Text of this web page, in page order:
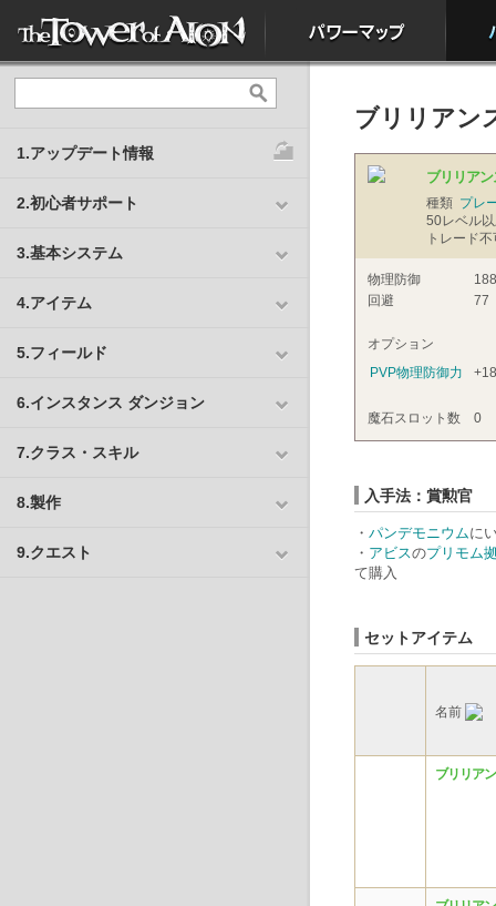
1.アップデート情報
2.初心者サポート
3.基本システム
4.アイテム
5.フィールド
6.インスタンス ダンジョン
7.クラス・スキル
8.製作
9.クエスト
ブリリアン
ブリリア
種類 プレ
50レベル
トレード
物理防御
188
回避
77
オプション
PVP物理防御力
+18
魔石スロット数 0
入手法：賞勲官
・ パンデモニウムに
・ アビスのプリモム
て購入
セットアイテム
名前
ブリリア